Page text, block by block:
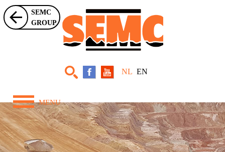
SEMC
GROUP
NL EN
MENU